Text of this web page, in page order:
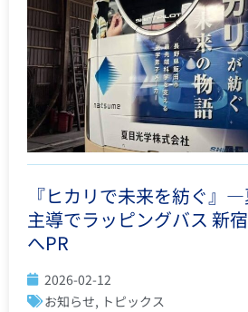
『ヒカリで未来を紡ぐ』
主導でラッピングバス 新
へPR
2026-02-12
お知らせ, トピックス